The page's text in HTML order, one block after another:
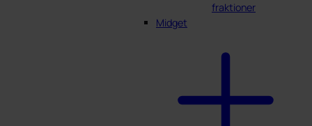
fraktioner
Midget